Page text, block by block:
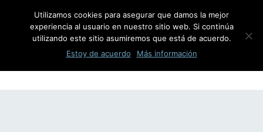
Utilizamos cookies para asegurar que damos la mejor
experiencia al usuario en nuestro sitio web. Si continúa
utilizando este sitio asumiremos que está de acuerdo.
Estoy de acuerdo
Más información